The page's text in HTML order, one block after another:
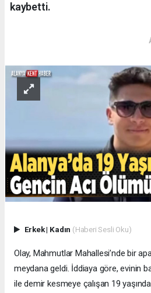
kaybetti.
Erkek| Kadın (Haberi Sesli Oku)
Olay, Mahmutlar Mahallesi’nde bir
meydana geldi. İddiaya göre, evinin
ile demir kesmeye çalışan 19